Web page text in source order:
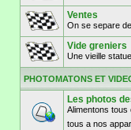
Ventes
On se separe
Vide greniers
Une vieille
PHOTOMATONS ET
Les photos
Alimentons
tous a nos